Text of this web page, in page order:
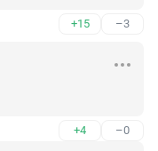
+15 –3
+4 –0